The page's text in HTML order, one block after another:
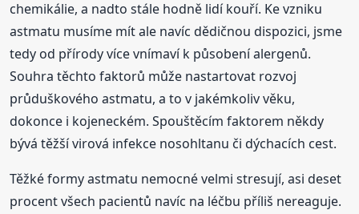
chemikálie, a nadto stále hodně lidí kouří. Ke vzniku
astmatu musíme mít ale navíc dědičnou dispozici, jsme
tedy od přírody více vnímaví k působení alergenů.
Souhra těchto faktorů může nastartovat rozvoj
průduškového astmatu, a to v jakémkoliv věku,
dokonce i kojeneckém. Spouštěcím faktorem někdy
bývá těžší virová infekce nosohltanu či dýchacích cest.
Těžké formy astmatu nemocné velmi stresují, asi deset
procent všech pacientů navíc na léčbu příliš nereaguje.